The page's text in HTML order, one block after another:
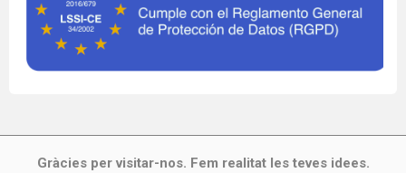
Gràcies per visitar-nos. Fem realitat les teves idees.